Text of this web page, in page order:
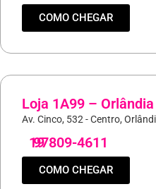
COMO CHEGAR
Loja 1A99 – Orlândia
Av. Cinco, 532 - Centro,
19
97809-4611
COMO CHEGAR